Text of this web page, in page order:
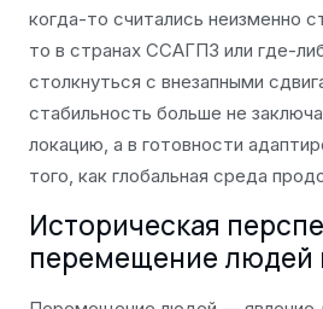
когда-то считались неизменно
то в странах ССАГПЗ или где-
столкнуться с внезапными
стабильность больше не
локацию, а в готовности
того, как глобальная среда
Историческая
перемещение людей